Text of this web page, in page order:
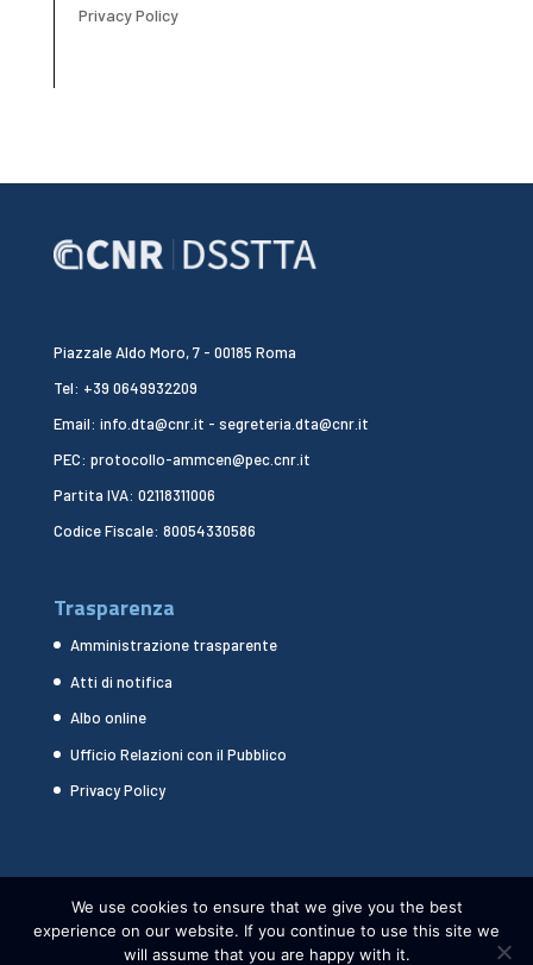
Privacy Policy
Piazzale Aldo Moro, 7 - 00185 Roma
Tel: +39 0649932209
Email: info.dta@cnr.it - segreteria.dta@cnr.it
PEC: protocollo-ammcen@pec.cnr.it
Partita IVA: 02118311006
Codice Fiscale: 80054330586
Trasparenza
Amministrazione trasparente
Atti di notifica
Albo online
Ufficio Relazioni con il Pubblico
Privacy Policy
We use cookies to ensure that we give you the best
experience on our website. If you continue to use this site we
will assume that you are happy with it.